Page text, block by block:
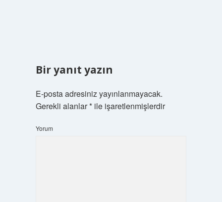
Bir yanıt yazın
E-posta adresiniz yayınlanmayacak.
Gerekli alanlar*ile işaretlenmişlerdir
Yorum